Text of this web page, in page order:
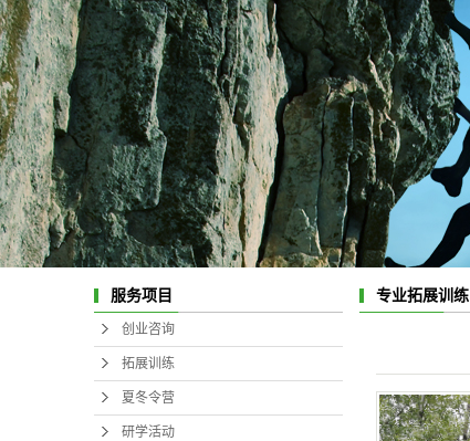
服务项目
创业咨询
拓展训练
夏冬令营
研学活动
专业拓展训练